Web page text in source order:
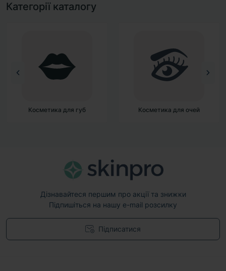
Категорії каталогу
Косметика для очей Косметика для обличчя
Дізнавайтеся першим про акції та знижки
Підпишіться на нашу e-mail розсилку
Підписатися